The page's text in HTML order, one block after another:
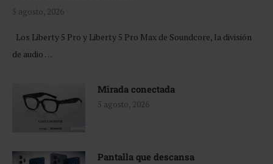
5 agosto, 2026
Los Liberty 5 Pro y Liberty 5 Pro Max de Soundcore, la división
de audio …
Mirada conectada
5 agosto, 2026
Pantalla que descansa